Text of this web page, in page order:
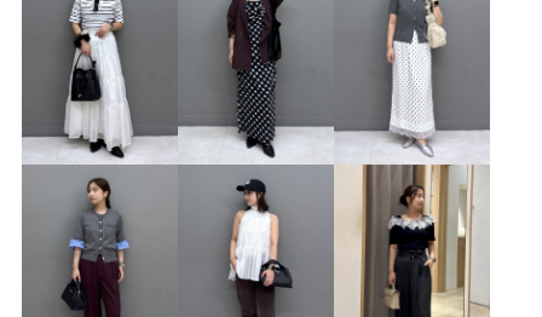
VIS_2026SS_POLO2 VIS_26SS vis_26ss_summergoods
vis_26ss_summertops VIS_hotbeauty_styling
vis_pickuppants vis_pickuptops VIS_restockbag
vis_white_bag WEB限定
きちんと感 さっと羽織れる さらっとした肌触り
さらりとした オフィス オフィスカジュアル